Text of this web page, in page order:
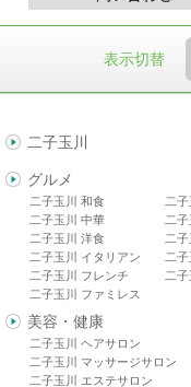
表示切替
二子玉川
グルメ
二子玉川 和食
二子玉川 中華
二子玉川 洋食
二子玉川 イタリアン
二子玉川 フレンチ
二子玉川 ファミレス
二
二
二子
二
二
美容・健康
二子玉川 ヘアサロン
二子玉川 マッサージサロン
二子玉川 エステサロン